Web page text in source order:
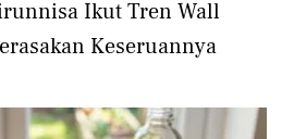
Ikut Tren Wall
Keseruannya